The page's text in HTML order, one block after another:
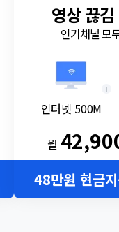
영상 끊
인기채널 모
인터넷 500M
+
월
48만원 현금